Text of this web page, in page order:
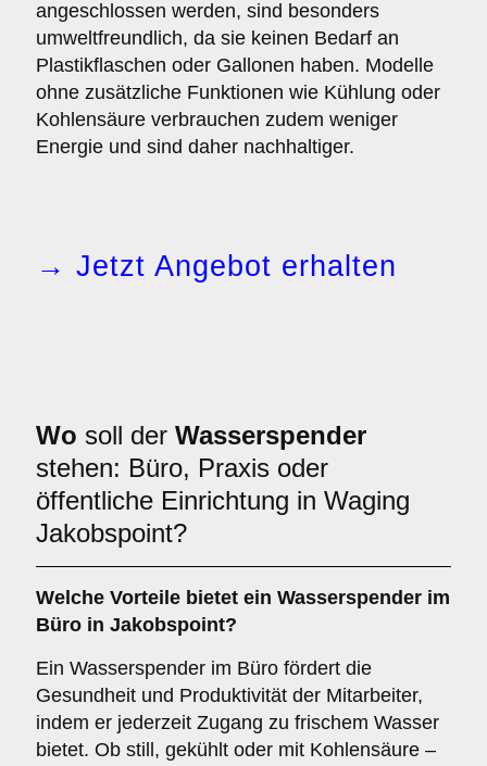
angeschlossen werden, sind besonders
umweltfreundlich, da sie keinen Bedarf an
Plastikflaschen oder Gallonen haben. Modelle
ohne zusätzliche Funktionen wie Kühlung oder
Kohlensäure verbrauchen zudem weniger
Energie und sind daher nachhaltiger.
→ Jetzt Angebot erhalten
Wo soll der Wasserspender
stehen: Büro, Praxis oder
öffentliche Einrichtung in Waging
Jakobspoint?
Welche Vorteile bietet ein Wasserspender im
Büro in Jakobspoint?
Ein Wasserspender im Büro fördert die
Gesundheit und Produktivität der Mitarbeiter,
indem er jederzeit Zugang zu frischem Wasser
bietet. Ob still, gekühlt oder mit Kohlensäure –